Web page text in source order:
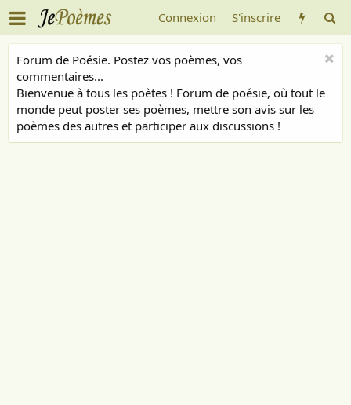
Connexion S'inscrire
Forum de Poésie. Postez vos poèmes, vos
commentaires...
Bienvenue à tous les poètes ! Forum de poésie, où tout le
monde peut poster ses poèmes, mettre son avis sur les
poèmes des autres et participer aux discussions !